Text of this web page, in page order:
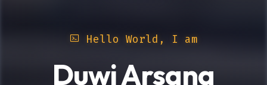
Hello World, I am
Duwi Arsana